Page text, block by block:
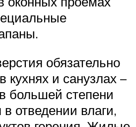
обязательно
кухнях и санузлах –
большей степени
отведении влаги,